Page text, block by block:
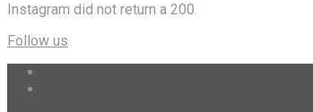
Instagram did not return a 200.
Follow us